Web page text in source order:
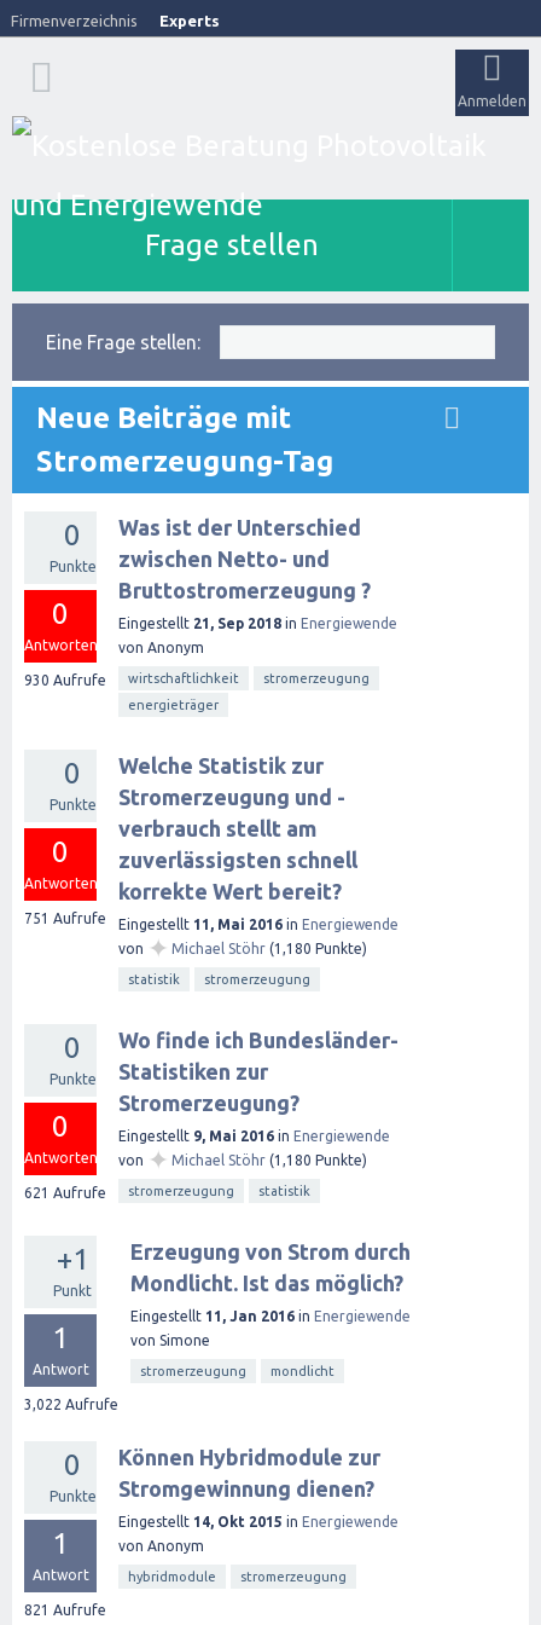
Firmenverzeichnis Experts
Anmelden
Frage stellen
Eine Frage stellen:
Neue Beiträge mit
Stromerzeugung-Tag
0
Punkte
0
Antworten
930 Aufrufe
Was ist der Unterschied
zwischen Netto- und
Bruttostromerzeugung ?
Eingestellt 21, Sep 2018 in Energiewende
von Anonym
wirtschaftlichkeit
stromerzeugung
energieträger
0
Punkte
0
Antworten
751 Aufrufe
Welche Statistik zur
Stromerzeugung und -
verbrauch stellt am
zuverlässigsten schnell
korrekte Wert bereit?
Eingestellt 11, Mai 2016 in Energiewende
von ✦ Michael Stöhr (1,180 Punkte)
statistik stromerzeugung
0
Punkte
0
Antworten
621 Aufrufe
Wo finde ich Bundesländer-
Statistiken zur
Stromerzeugung?
Eingestellt 9, Mai 2016 in Energiewende
von ✦ Michael Stöhr (1,180 Punkte)
stromerzeugung statistik
+1
Punkt
1
Antwort
3,022 Aufrufe
Erzeugung von Strom durch
Mondlicht. Ist das möglich?
Eingestellt 11, Jan 2016 in Energiewende
von Simone
stromerzeugung mondlicht
0
Punkte
1
Antwort
821 Aufrufe
Können Hybridmodule zur
Stromgewinnung dienen?
Eingestellt 14, Okt 2015 in Energiewende
von Anonym
hybridmodule stromerzeugung